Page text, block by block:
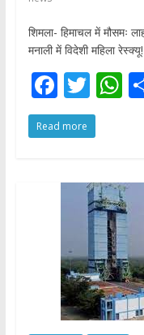
शिमला- हिमाचल में मौसमः
मनाली में विदेशी महिला
F
ac
e
o
T
w
itt
A
p
p
Read more